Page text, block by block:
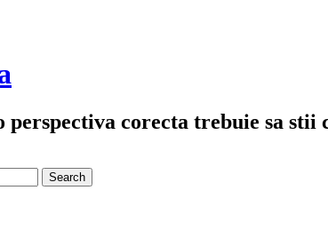
corecta trebuie sa stii